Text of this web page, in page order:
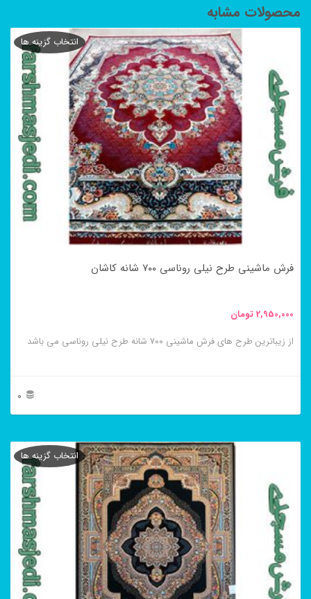
محصولات مشابه
فرش ماشینی طرح نیلی روناسی ۷۰۰ شانه کاشان
2,950,000تومان
از زیباترین طرح های فرش ماشینی ۷۰۰ شانه طرح نیلی روناسی می باشد
0
انتخاب گزینه ها
محصول
مختلفی
باشد.
گزینه
انتخاب گزینه ها